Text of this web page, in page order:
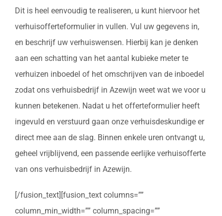
Dit is heel eenvoudig te realiseren, u kunt hiervoor het
verhuisofferteformulier in vullen. Vul uw gegevens in,
en beschrijf uw verhuiswensen. Hierbij kan je denken
aan een schatting van het aantal kubieke meter te
verhuizen inboedel of het omschrijven van de inboedel
zodat ons verhuisbedrijf in Azewijn weet wat we voor u
kunnen betekenen. Nadat u het offerteformulier heeft
ingevuld en verstuurd gaan onze verhuisdeskundige er
direct mee aan de slag. Binnen enkele uren ontvangt u,
geheel vrijblijvend, een passende eerlijke verhuisofferte
van ons verhuisbedrijf in Azewijn.
[/fusion_text][fusion_text columns=””
column_min_width=”” column_spacing=””